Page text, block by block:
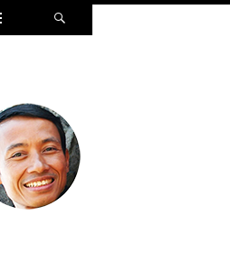
Widgets